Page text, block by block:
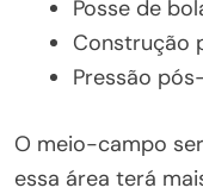
Posse de
Construção
Pressão
O meio-campo
essa área terá